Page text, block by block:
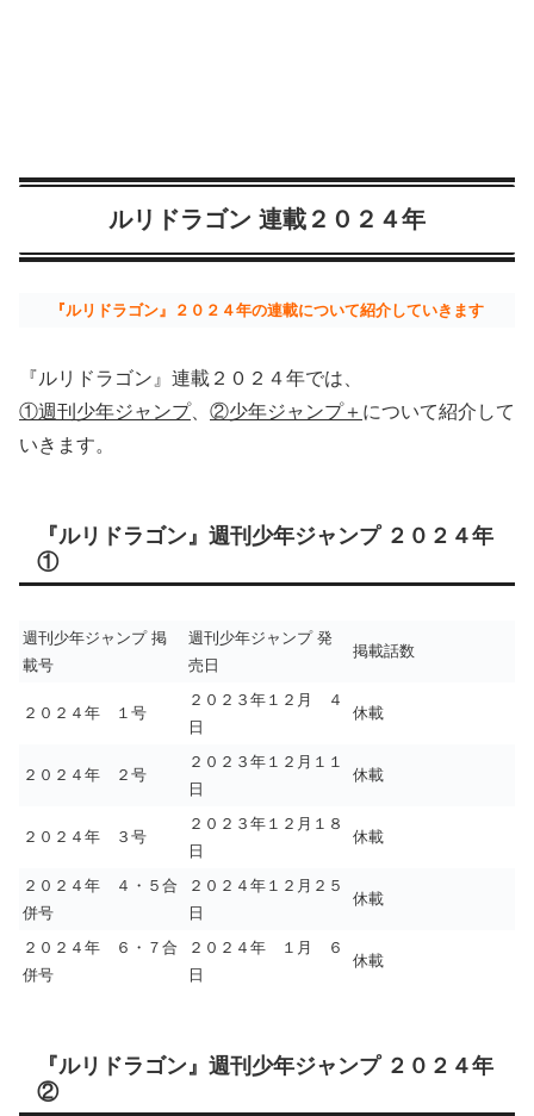
ルリドラゴン 連載２０２４年
『ルリドラゴン』 ２０２４年の連載について紹介していきます
『ルリドラゴン』連載２０２４年では、
①週刊少年ジャンプ、 ②少年ジャンプ＋ について紹介して
いきます。
『ルリドラゴン』週刊少年ジャンプ ２０２４年
①
週刊少年ジャンプ 掲
載号
週刊少年ジャンプ 発
売日
掲載話数
２０２４年 １号
２０２３年１２月 ４
日
休載
２０２４年 ２号
２０２３年１２月１１
日
休載
２０２４年 ３号
２０２３年１２月１８
日
休載
２０２４年 ４・５合
併号
２０２４年１２月２５
日
休載
２０２４年 ６・７合
併号
２０２４年 １月 ６
日
休載
『ルリドラゴン』週刊少年ジャンプ ２０２４年
②